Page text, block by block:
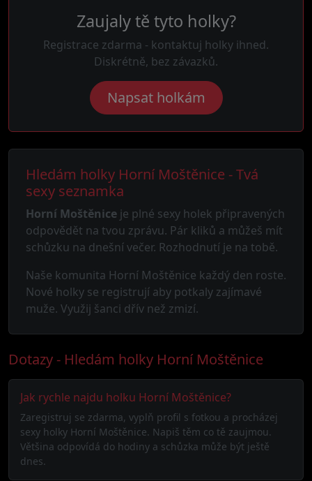
Zaujaly tě tyto holky?
Registrace zdarma - kontaktuj holky ihned.
Diskrétně, bez závazků.
Napsat holkám
Hledám holky Horní Moštěnice - Tvá
sexy seznamka
Horní Moštěnice je plné sexy holek připravených
odpovědět na tvou zprávu. Pár kliků a můžeš mít
schůzku na dnešní večer. Rozhodnutí je na tobě.
Naše komunita Horní Moštěnice každý den roste.
Nové holky se registrují aby potkaly zajímavé
muže. Využij šanci dřív než zmizí.
Dotazy - Hledám holky Horní Moštěnice
Jak rychle najdu holku Horní Moštěnice?
Zaregistruj se zdarma, vyplň profil s fotkou a procházej
sexy holky Horní Moštěnice. Napiš těm co tě zaujmou.
Většina odpovídá do hodiny a schůzka může být ještě
dnes.